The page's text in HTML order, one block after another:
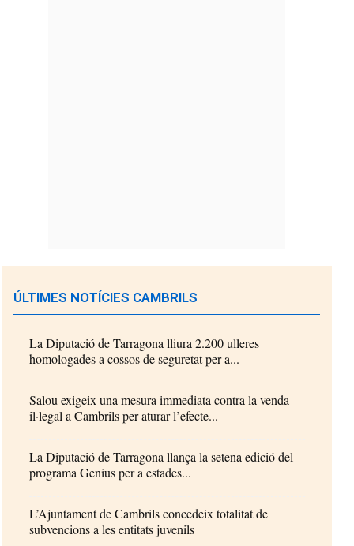
ÚLTIMES NOTÍCIES CAMBRILS
La Diputació de Tarragona lliura 2.200 ulleres
homologades a cossos de seguretat per a...
Salou exigeix una mesura immediata contra la venda
il·legal a Cambrils per aturar l’efecte...
La Diputació de Tarragona llança la setena edició del
programa Genius per a estades...
L’Ajuntament de Cambrils concedeix totalitat de
subvencions a les entitats juvenils